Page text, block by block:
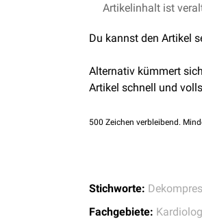
derMigräne.
Pschyrembel -
Artikelinhalt ist
Du kannst den Artikel
Alternativ kümmert
Artikel schnell und
500 Zeichen verbleibend.
Stichworte:
Fachgebiete: